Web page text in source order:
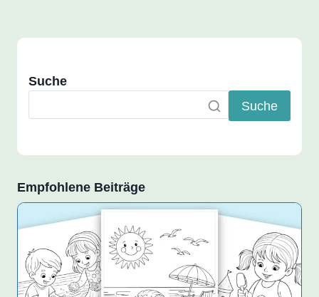
Suche
Suche
Empfohlene Beiträge